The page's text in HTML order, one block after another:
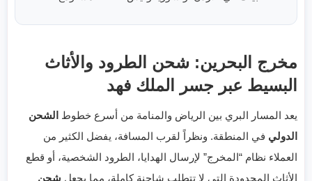
مخرج البحرين: شحن الطرود والأثاث
البسيط عبر جسر الملك فهد
يعد المسار البري بين الرياض والمنامة من أسرع خطوط الشحن
الدولي في المنطقة. ونظراً لقرب المسافة، يفضل الكثير من
العملاء نظام “المخرج” لإرسال الهدايا، الطرود الشخصية، أو قطع
الأثاث المحدودة التي لا تتطلب شاحنة كاملة، مما يجعل شحن